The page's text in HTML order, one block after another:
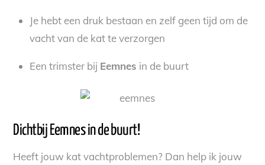
Je hebt een druk bestaan en zelf geen tijd om de
vacht van de kat te verzorgen
Een trimster bij Eemnes in de buurt
Dichtbij Eemnes in de buurt!
Heeft jouw kat vachtproblemen? Dan help ik jouw